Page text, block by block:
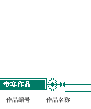
作品编号 作品名称